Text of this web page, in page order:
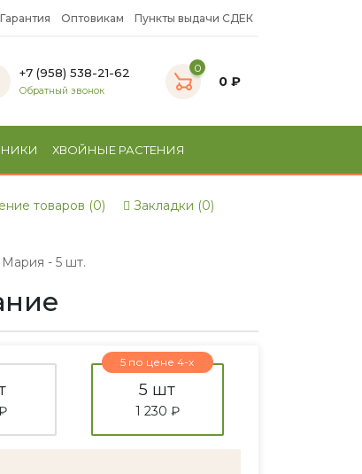
Гарантия Оптовикам Пункты выдачи СДЕК
+7 (958) 538-21-62
Обратный звонок
0
0 ₽
ХВОЙНЫЕ РАСТЕНИЯ
товаров (0) Закладки (0)
- 5 шт.
5 по цене 4-х
5 шт
1 230 ₽